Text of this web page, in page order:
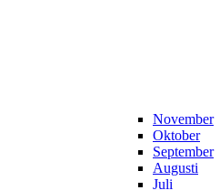
November
Oktober
September
Augusti
Juli